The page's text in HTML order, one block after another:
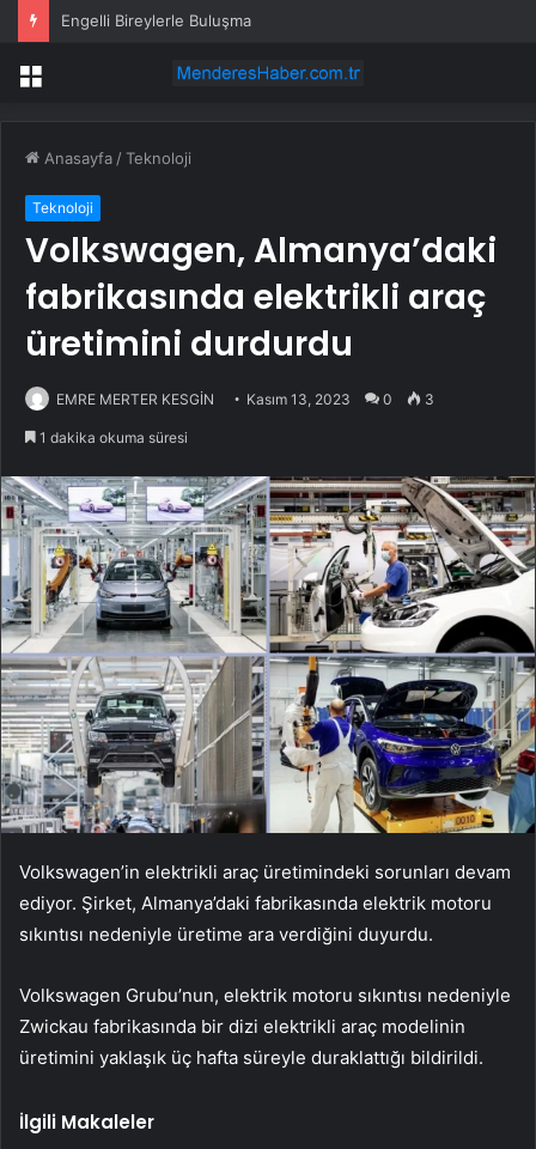
Engelli Bireylerle Buluşma
Menü
Anasayfa /Teknoloji
Teknoloji
Volkswagen, Almanya’daki
fabrikasında elektrikli araç
üretimini durdurdu
EMRE MERTER KESGİN Kasım 13, 2023 0 3
1 dakika okuma süresi
Volkswagen’in elektrikli araç üretimindeki sorunları devam
ediyor. Şirket, Almanya’daki fabrikasında elektrik motoru
sıkıntısı nedeniyle üretime ara verdiğini duyurdu.
Volkswagen Grubu’nun, elektrik motoru sıkıntısı nedeniyle
Zwickau fabrikasında bir dizi elektrikli araç modelinin
üretimini yaklaşık üç hafta süreyle duraklattığı bildirildi.
İlgili Makaleler